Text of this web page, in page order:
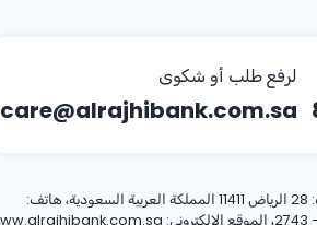
لرفع طلب أو شكوى
care@alrajhibank.com.sa